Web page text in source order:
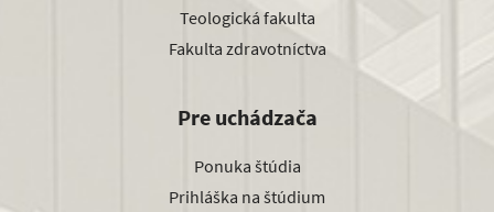
Teologická fakulta
Fakulta zdravotníctva
Pre uchádzača
Ponuka štúdia
Prihláška na štúdium